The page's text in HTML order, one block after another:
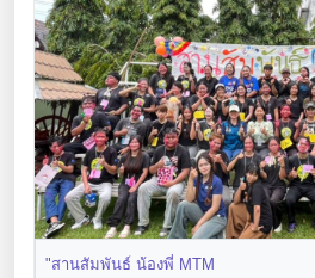
"สานสัมพันธ์ น้องพี่ MTM